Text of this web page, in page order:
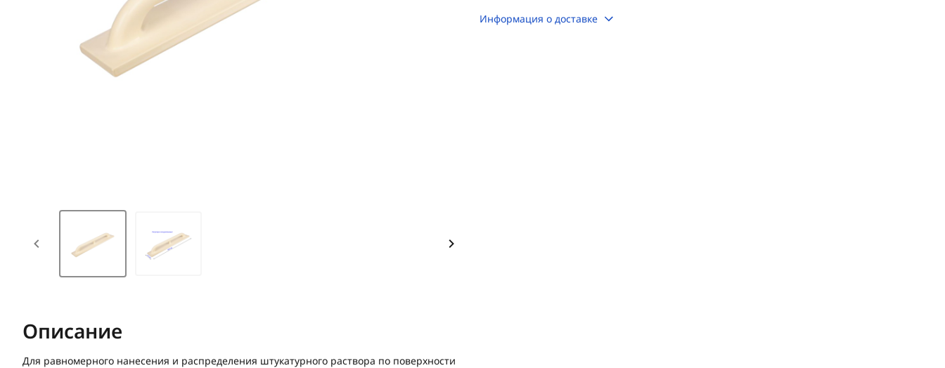
Информация о доставке
Описание
Для равномерного нанесения и распределения штукатурного раствора по поверхности